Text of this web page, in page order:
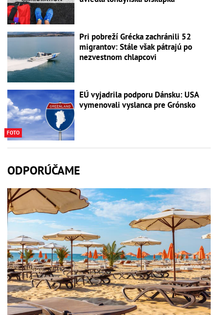
Pri pobreží Grécka zachránili 52
migrantov: Stále však pátrajú po
nezvestnom chlapcovi
FOTO
EÚ vyjadrila podporu Dánsku: USA
vymenovali vyslanca pre Grónsko
ODPORÚČAME